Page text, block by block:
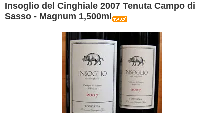
Insoglio del Cinghiale 2007 Tenuta Campo di
Sasso - Magnum 1,500ml